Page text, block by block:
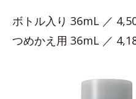
ボトル入り 36mL ／
つめかえ用 36mL ／